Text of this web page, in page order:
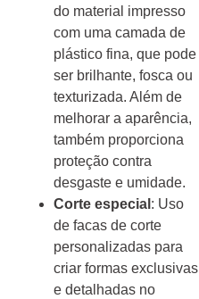
do material impresso
com uma camada de
plástico fina, que pode
ser brilhante, fosca ou
texturizada. Além de
melhorar a aparência,
também proporciona
proteção contra
desgaste e umidade.
Corte especial : Uso
de facas de corte
personalizadas para
criar formas exclusivas
e detalhadas no